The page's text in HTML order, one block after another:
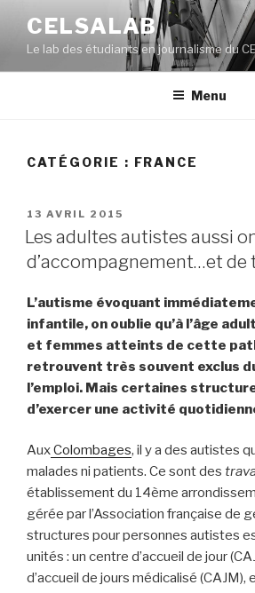
contenu
principal
CELSALAB
Le lab des étudiants en journalisme du
Menu
CATÉGORIE : FRANCE
PUBLIÉ
LE
13 AVRIL 2015
Les adultes autistes aussi
d’accompagnement…et de
L’autisme évoquant
infantile, on oublie qu’à l’âge
et femmes atteints de cette
retrouvent très souvent exclus
l’emploi. Mais certaines
d’exercer une activité
AuxColombages, il y a des autistes
malades ni patients. Ce sont des
établissement du 14ème
gérée par l’Association française de
structures pour personnes autistes
unités : un centre d’accueil de jour
d’accueil de jours médicalisé (CAJM),